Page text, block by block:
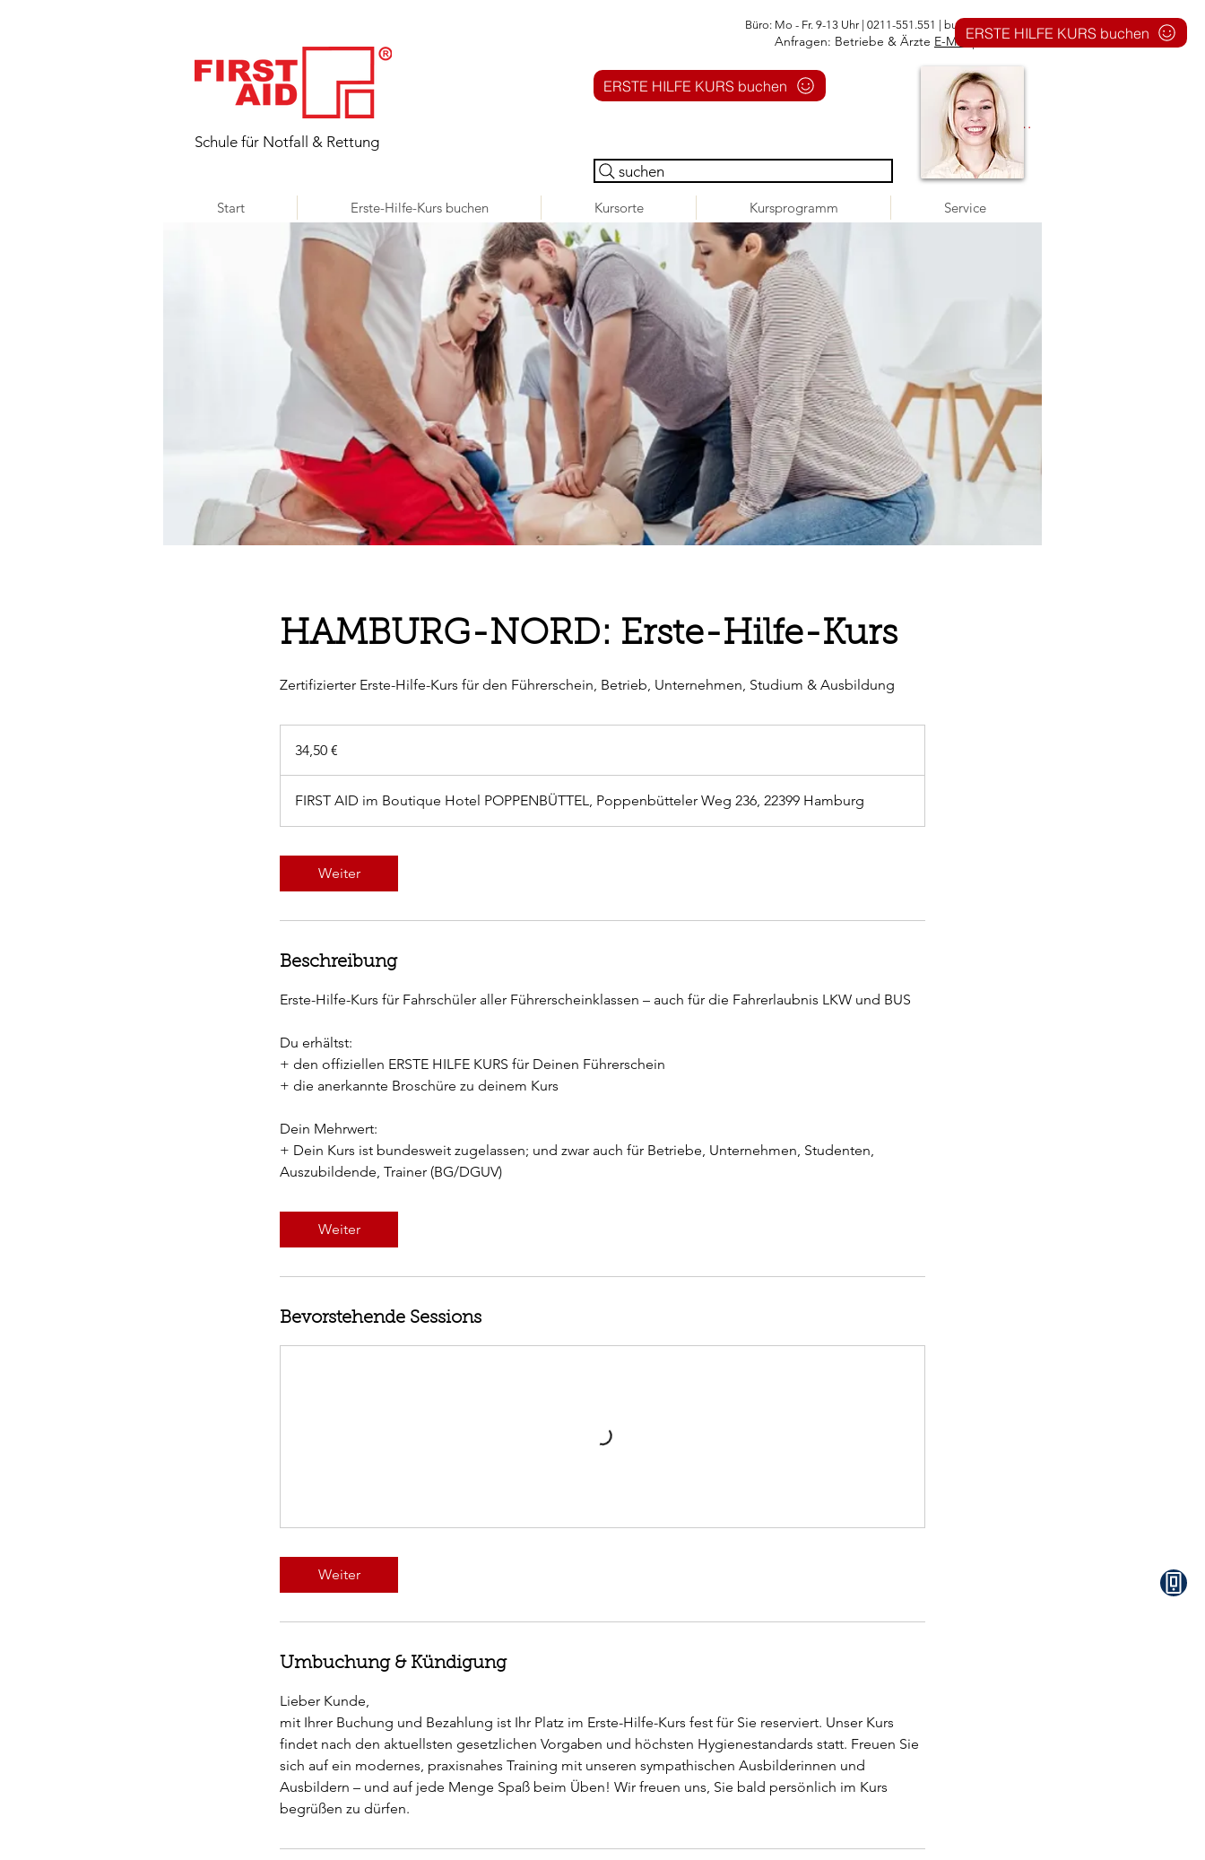
ERSTE HILFE KURS buchen
​Schule für Notfall & Rettung
Büro: Mo - Fr. 9-13 Uhr | 0211-551.551 | buero@1aid.de
Anfragen: Betriebe & Ärzte E-Mail| Telefon
ERSTE HILFE KURS buchen
Anmelden
suchen
Start Erste-Hilfe-Kurs buchen Kursorte Kursprogramm Service
HAMBURG-NORD: Erste-Hilfe-Kurs
Zertifizierter Erste-Hilfe-Kurs für den Führerschein, Betrieb, Unternehmen, Studium & Ausbildung
34,50 €
FIRST AID im Boutique Hotel POPPENBÜTTEL, Poppenbütteler Weg 236, 22399 Hamburg
Weiter
Beschreibung
Erste-Hilfe-Kurs für Fahrschüler aller Führerscheinklassen – auch für die Fahrerlaubnis LKW und BUS
Du erhältst:
+ den offiziellen ERSTE HILFE KURS für Deinen Führerschein
+ die anerkannte Broschüre zu deinem Kurs
Dein Mehrwert:
+ Dein Kurs ist bundesweit zugelassen; und zwar auch für Betriebe, Unternehmen, Studenten,
Weiter
Bevorstehende Sessions
Weiter
Umbuchung & Kündigung
Lieber Kunde,
mit Ihrer Buchung und Bezahlung ist Ihr Platz im Erste-Hilfe-Kurs fest für Sie reserviert. Unser Kurs
findet nach den aktuellsten gesetzlichen Vorgaben und höchsten Hygienestandards statt. Freuen Sie
sich auf ein modernes, praxisnahes Training mit unseren sympathischen Ausbilderinnen und
Ausbildern – und auf jede Menge Spaß beim Üben! Wir freuen uns, Sie bald persönlich im Kurs